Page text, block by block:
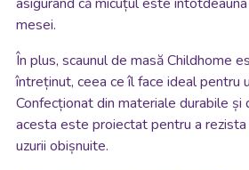
mesei.
În plus, scaunul de masă Childhome
întreținut, ceea ce îl face ideal pentru
Confecționat din materiale durabile și
acesta este proiectat pentru a
uzurii obișnuite.